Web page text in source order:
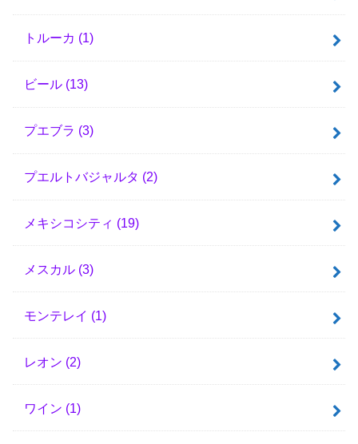
トルーカ (1)
ビール (13)
プエブラ (3)
プエルトバジャルタ (2)
メキシコシティ (19)
メスカル (3)
モンテレイ (1)
レオン (2)
ワイン (1)